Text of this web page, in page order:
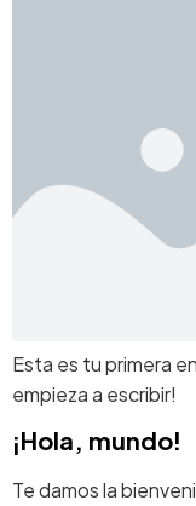
Esta es tu primera
empieza a escribir!
¡Hola, mundo!
Te damos la